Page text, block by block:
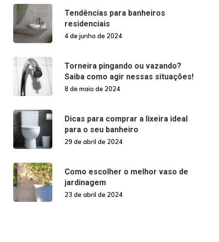
Tendências para banheiros
residenciais
4 de junho de 2024
Torneira pingando ou vazando?
Saiba como agir nessas situações!
8 de maio de 2024
Dicas para comprar a lixeira ideal
para o seu banheiro
29 de abril de 2024
Como escolher o melhor vaso de
jardinagem
23 de abril de 2024